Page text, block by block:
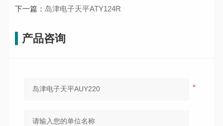
下一篇： 岛津电子天平ATY124R
产品咨询